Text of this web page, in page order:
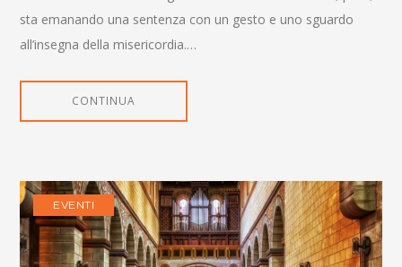
sta emanando una sentenza con un gesto e uno sguardo
all’insegna della misericordia.…
CONTINUA
EVENTI